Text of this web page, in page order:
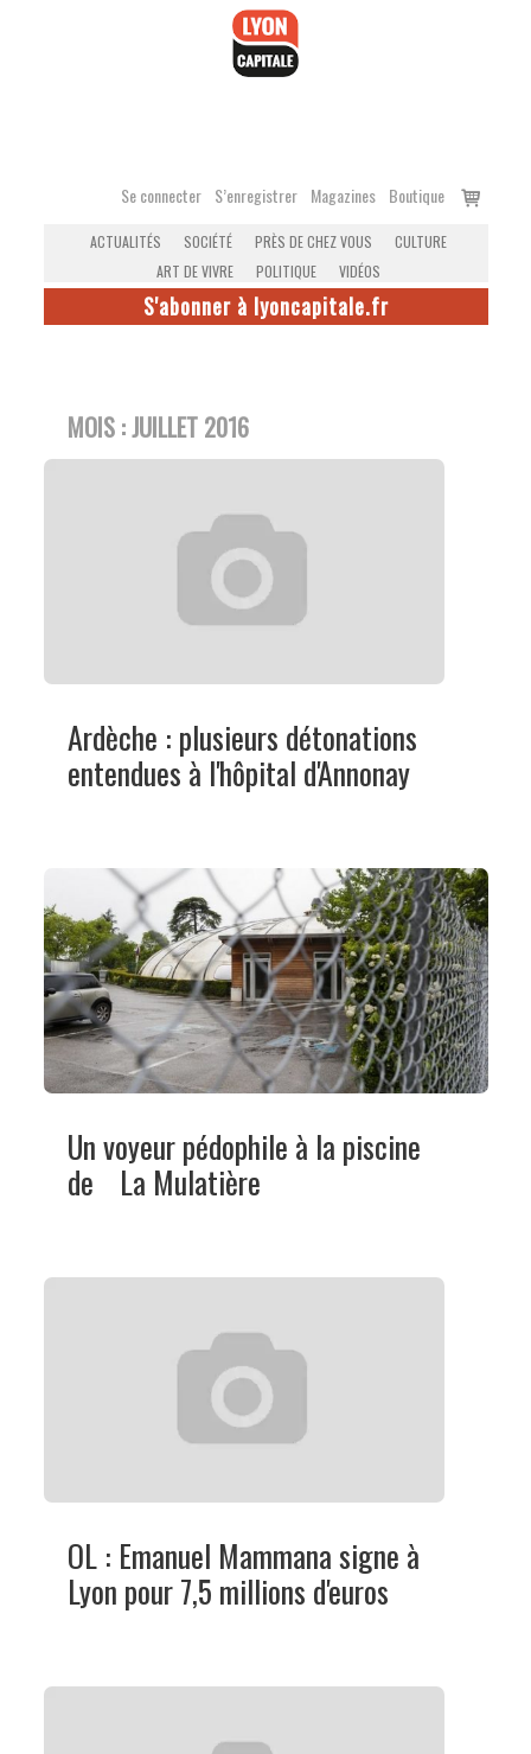
Se connecter S’enregistrer Magazines Boutique
Voir
ACTUALITÉS SOCIÉTÉ PRÈS DE CHEZ VOUS
CULTURE
ART DE VIVRE
POLITIQUE VIDÉOS
S'abonner à lyoncapitale.fr
MOIS :JUILLET 2016
Ardèche : plusieurs détonations
entendues à l'hôpital d'Annonay
Un voyeur pédophile à la piscine
de La Mulatière
OL : Emanuel Mammana signe à
Lyon pour 7,5 millions d'euros